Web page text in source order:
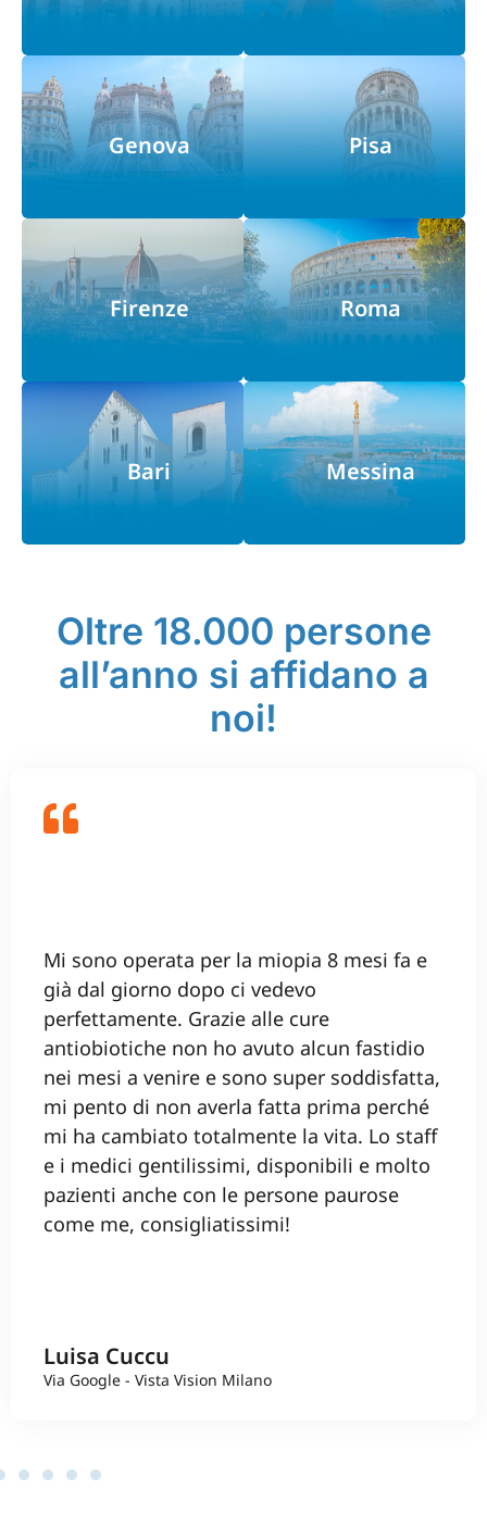
Genova Pisa
Firenze Roma
Bari Messina
Oltre 18.000 persone
all’anno si affidano a
noi!
Mi sono operata per la miopia 8 mesi fa e
già dal giorno dopo ci vedevo
perfettamente. Grazie alle cure
antiobiotiche non ho avuto alcun fastidio
nei mesi a venire e sono super soddisfatta,
mi pento di non averla fatta prima perché
mi ha cambiato totalmente la vita. Lo staff
e i medici gentilissimi, disponibili e molto
pazienti anche con le persone paurose
come me, consigliatissimi!
Luisa Cuccu
Via Google - Vista Vision Milano